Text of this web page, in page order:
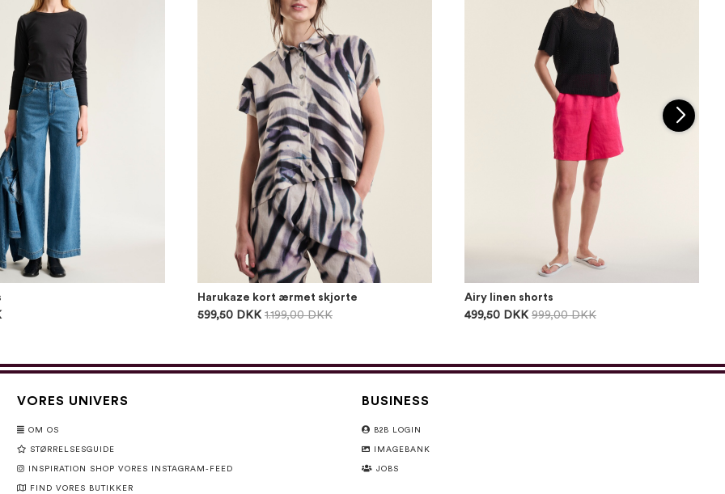
Harukaze kort ærmet skjorte
599,50 DKK 1.199,00 DKK
Airy linen shorts
499,50 DKK 999,00 DKK
VORES UNIVERS
OM OS
STØRRELSESGUIDE
INSPIRATION SHOP VORES INSTAGRAM-FEED
FIND VORES BUTIKKER
BUSINESS
B2B LOGIN
IMAGEBANK
JOBS